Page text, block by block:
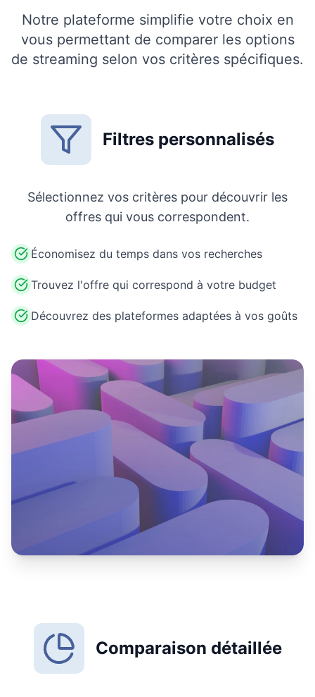
Notre plateforme simplifie votre choix en
vous permettant de comparer les options
de streaming selon vos critères spécifiques.
Filtres personnalisés
Sélectionnez vos critères pour découvrir les
offres qui vous correspondent.
Économisez du temps dans vos recherches
Trouvez l'offre qui correspond à votre budget
Découvrez des plateformes adaptées à vos goûts
Comparaison détaillée